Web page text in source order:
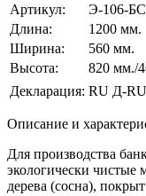
Артикул:
Э-106-БС
Длина:
1200 мм.
Ширина:
560 мм.
Высота:
820 мм./
Декларация: RU Д-
Описание и
Для производства
экологически чистые
дерева (сосна),